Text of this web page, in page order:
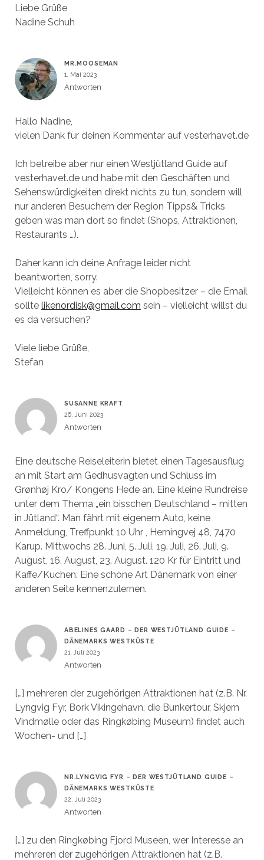
Liebe Grüße
Nadine Schuh
MR.MOOSEMAN
1. Mai 2023
Antworten
Hallo Nadine,
vielen Dank für deinen Kommentar auf vesterhavet.de
Ich betreibe aber nur einen Westjütland Guide auf
vesterhavet.de und habe mit den Geschäften und
Sehenswürdigkeiten direkt nichts zu tun, sondern will
nur anderen Besuchern der Region Tipps& Tricks
geben was man dort so findet (Shops, Attraktionen,
Restaurants …).
Daher kann ich deine Anfrage leider nicht
beantworten, sorry.
Vielleicht können es aber die Shopbesitzer – die Email
sollte likenordisk@gmail.com sein – vielleicht willst du
es da versuchen?
Viele liebe Grüße,
Stefan
SUSANNE KRAFT
26. Juni 2023
Antworten
Eine deutsche Reiseleiterin bietet einen Tagesausflug
an mit Start am Gedhusvagten und Schluss im
Grønhøj Kro/ Kongens Hede an. Eine kleine Rundreise
unter dem Thema „ein bisschen Deutschland – mitten
in Jütland“. Man fährt mit eigenem Auto, keine
Anmeldung, Treffpunkt 10 Uhr , Herningvej 48, 7470
Karup. Mittwochs 28. Juni, 5. Juli, 19. Juli, 26. Juli, 9.
August, 16. August, 23. August. 120 Kr für Eintritt und
Kaffe/Kuchen. Eine schöne Art Dänemark von einer
anderen Seite kennenzulernen.
ABELINES GAARD – DER WESTJÜTLAND GUIDE –
DÄNEMARKS WESTKÜSTE
21. Juli 2023
Antworten
[…] mehreren der zugehörigen Attraktionen hat (z.B. Nr.
Lyngvig Fyr, Bork Vikingehavn, die Bunkertour, Skjern
Vindmølle oder das Ringkøbing Museum) findet auch
Wochen- und […]
NR.LYNGVIG FYR – DER WESTJÜTLAND GUIDE –
DÄNEMARKS WESTKÜSTE
22. Juli 2023
Antworten
[…] zu den Ringkøbing Fjord Museen, wer Interesse an
mehreren der zugehörigen Attraktionen hat (z.B.